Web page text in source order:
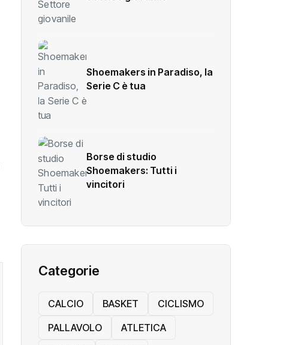
Shoemakers in Paradiso, la
Serie C è tua
Borse di studio
Shoemakers: Tutti i
vincitori
Categorie
CALCIO BASKET
CICLISMO
PALLAVOLO
ATLETICA